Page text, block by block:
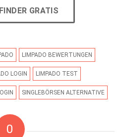
GRATIS
LIMPADO BEWERTUNGEN
LOGIN LIMPADO TEST
SINGLEBÖRSEN ALTERNATIVE
0